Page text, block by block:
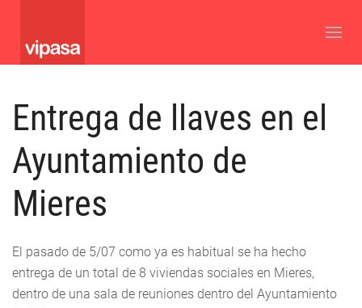
Entrega de llaves en el
Ayuntamiento de
Mieres
El pasado de 5/07 como ya es habitual se ha hecho
entrega de un total de 8 viviendas sociales en Mieres,
dentro de una sala de reuniones dentro del Ayuntamiento